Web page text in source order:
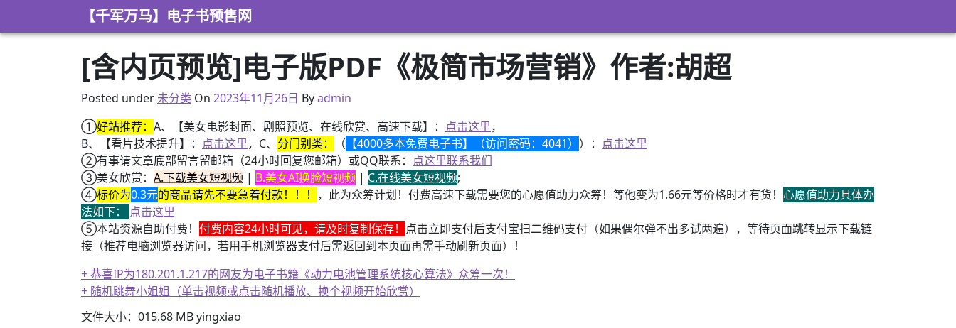
【千军万马】电子书预售网
[含内页预览]电子版PDF《极简市场营销》作者:胡超
Posted under未分类 On 2022年7月20日
2023年11月26日 Byadmin
①好站推荐： A、【美女电影封面、剧照预览、在线欣赏、高速下载】： 点击这里，
B、【看片技术提升】： 点击这里，C、 分门别类： （ 【4000多本免费电子书】（访问密码：4041） ）： 点击这里
②有事请文章底部留言留邮箱（24小时回复您邮箱）或QQ联系： 点这里联系我们
③美女欣赏： A.下载美女短视频 | B.美女AI换脸短视频 | C.在线美女短视频;
④标价为0.3元的商品请先不要急着付款！！！ ，此为众筹计划！付费高速下载需要您的心愿值助力众筹！等他变为1.66元等价格时才有货！ 心愿值助力具体办
法如下： 点击这里
⑤本站资源自助付费！ 付费内容24小时可见，请及时复制保存！ 点击立即支付后支付宝扫二维码支付（如果偶尔弹不出多试两遍），等待页面跳转显示下载链
接（推荐电脑浏览器访问，若用手机浏览器支付后需返回到本页面再需手动刷新页面）！
+ 恭喜IP为180.201.1.217的网友为电子书籍《动力电池管理系统核心算法》众筹一次！
+ 随机跳舞小姐姐（单击视频或点击随机播放、换个视频开始欣赏）
文件大小：015.68 MB yingxiao